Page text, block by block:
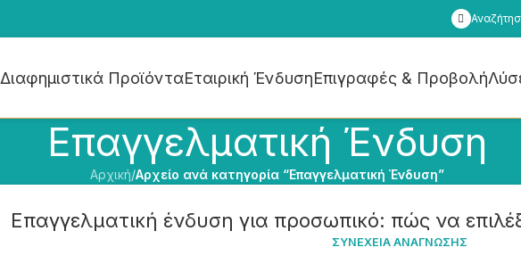
Διαφημιστικά ΠροϊόνταΕταιρική ΈνδυσηΕπιγραφές & Προβολή
Επαγγελματική Ένδυση
Αρχική/Αρχείο ανά κατηγορία “Επαγγελματική Ένδυση”
Επαγγελματική ένδυση για προσωπικό: πώς να
ΣΥΝΈΧΕΙΑ ΑΝΆΓΝΩΣΗΣ